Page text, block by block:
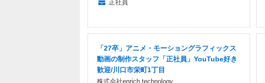
正社員
「27卒」アニメ・モーショングラフィックス
動画の制作スタッフ「正社員」YouTube好き
歓迎/川口市栄町1丁目
株式会社enrich technology